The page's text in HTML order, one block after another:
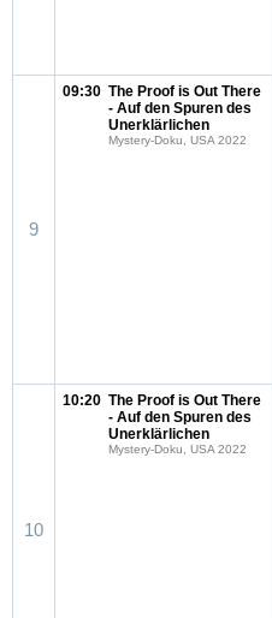
9
09:30 The Proof is Out There
- Auf den Spuren des
Unerklärlichen
Mystery-Doku, USA 2022
10
10:20 The Proof is Out There
- Auf den Spuren des
Unerklärlichen
Mystery-Doku, USA 2022